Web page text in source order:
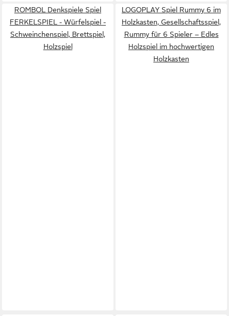
ROMBOL Denkspiele Spiel
FERKELSPIEL - Würfelspiel -
Schweinchenspiel, Brettspiel,
Holzspiel
LOGOPLAY Spiel Rummy 6 im
Holzkasten, Gesellschaftsspiel,
Rummy für 6 Spieler – Edles
Holzspiel im hochwertigen
Holzkasten